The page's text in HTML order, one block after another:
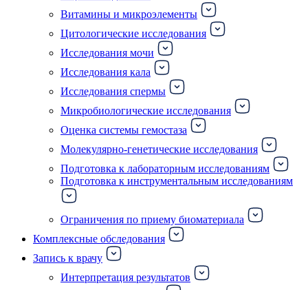
Витамины и микроэлементы
Цитологические исследования
Исследования мочи
Исследования кала
Исследования спермы
Микробиологические исследования
Оценка системы гемостаза
Молекулярно-генетические исследования
Подготовка к лабораторным исследованиям
Подготовка к инструментальным исследованиям
Ограничения по приему биоматериала
Комплексные обследования
Запись к врачу
Интерпретация результатов